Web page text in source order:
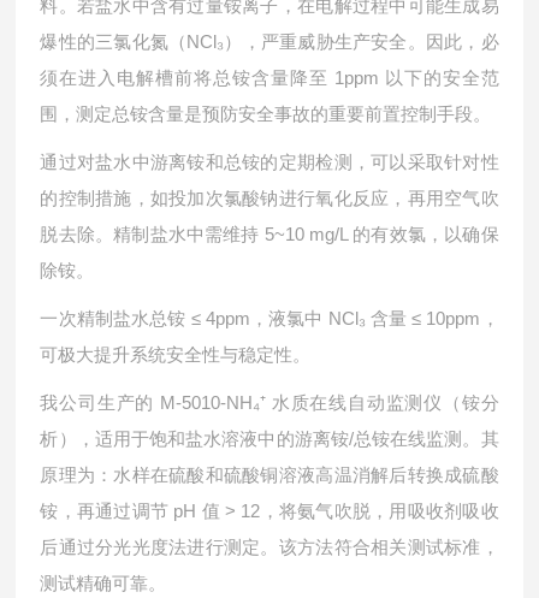
料。若盐水中含有过量铵离子，在电解过程中可能生成易
爆性的三氯化氮（NCl₃），严重威胁生产安全。因此，必
须在进入电解槽前将总铵含量降至 1ppm 以下的安全范
围，测定总铵含量是预防安全事故的重要前置控制手段。
通过对盐水中游离铵和总铵的定期检测，可以采取针对性
的控制措施，如投加次氯酸钠进行氧化反应，再用空气吹
脱去除。精制盐水中需维持 5~10 mg/L 的有效氯，以确保
除铵。
一次精制盐水总铵 ≤ 4ppm，液氯中 NCl₃ 含量 ≤ 10ppm，
可极大提升系统安全性与稳定性。
我公司生产的 M-5010-NH₄⁺ 水质在线自动监测仪（铵分
析），适用于饱和盐水溶液中的游离铵/总铵在线监测。其
原理为：水样在硫酸和硫酸铜溶液高温消解后转换成硫酸
铵，再通过调节 pH 值 > 12，将氨气吹脱，用吸收剂吸收
后通过分光光度法进行测定。该方法符合相关测试标准，
测试精确可靠。